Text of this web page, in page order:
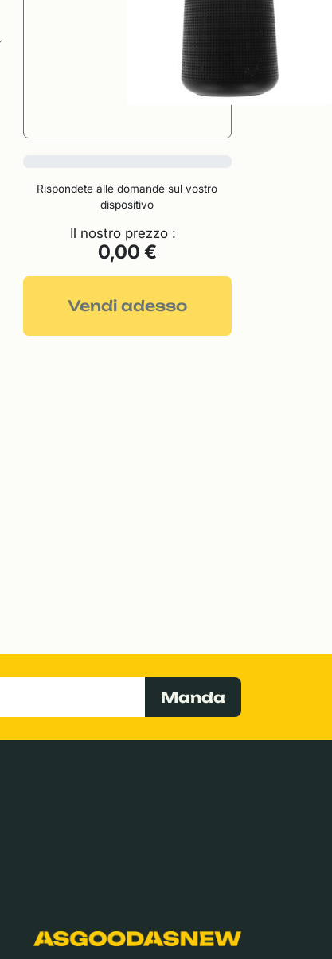
Rispondete alle domande sul vostro
dispositivo
Il nostro prezzo :
0,00 €
Vendi adesso
Manda